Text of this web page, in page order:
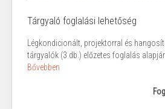
Tárgyaló foglalási lehetőség
Légkondicionált, projektorral és
tárgyalók (3 db.) előzetes foglalás
Bővebben